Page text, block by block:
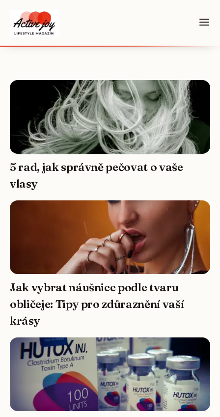
5 rad, jak správně pečovat o vaše
vlasy
Jak vybrat náušnice podle tvaru
obličeje: Tipy pro zdůraznění vaší
krásy